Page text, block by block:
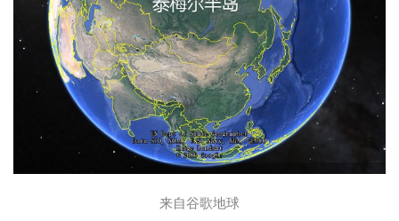
来自谷歌地球